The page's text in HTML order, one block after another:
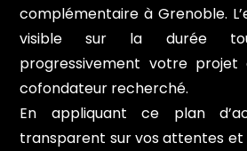
complémentaire à Grenoble.
visible sur la durée
progressivement votre
cofondateur recherché.
En appliquant ce plan
transparent sur vos attentes et